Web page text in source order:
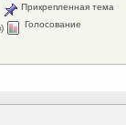
Прикрепленная тема
Голосование